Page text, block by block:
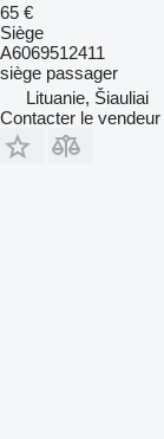
65 €
Siège
A6069512411
siège passager
Lituanie, Šiauliai
Contacter le vendeur